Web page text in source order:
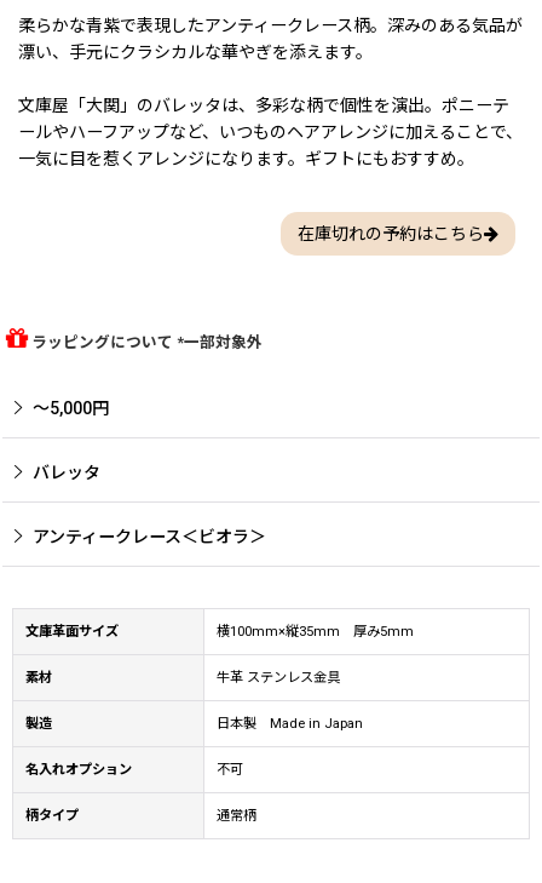
柔らかな青紫で表現したアンティークレース柄。深みのある気品が
漂い、手元にクラシカルな華やぎを添えます。
文庫屋「大関」のバレッタは、多彩な柄で個性を演出。ポニーテ
ールやハーフアップなど、いつものヘアアレンジに加えることで、
一気に目を惹くアレンジになります。ギフトにもおすすめ。
在庫切れの予約はこちら
ラッピングについて *一部対象外
〜5,000円
バレッタ
アンティークレース＜ビオラ＞
文庫革面サイズ 横100mm×縦35mm 厚み5mm
素材 牛革 ステンレス金具
製造 日本製 Made in Japan
名入れオプション 不可
柄タイプ 通常柄